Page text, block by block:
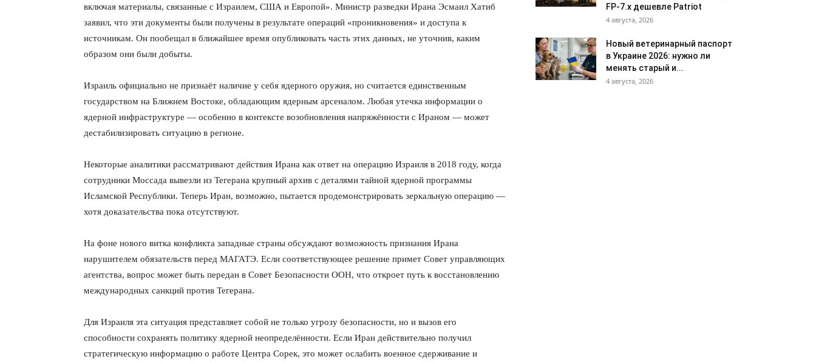
КавПолит
Политика конфиденциальности
Отказ от ответственности
Подписка
Контакты
включая материалы, связанные с Израилем, США и Европой». Министр разведки Ирана Эсмаил Хатиб
заявил, что эти документы были получены в результате операций «проникновения» и доступа к
источникам. Он пообещал в ближайшее время опубликовать часть этих данных, не уточнив, каким
образом они были добыты.
Израиль официально не признаёт наличие у себя ядерного оружия, но считается единственным
государством на Ближнем Востоке, обладающим ядерным арсеналом. Любая утечка информации о
ядерной инфраструктуре — особенно в контексте возобновления напряжённости с Ираном — может
дестабилизировать ситуацию в регионе.
Некоторые аналитики рассматривают действия Ирана как ответ на операцию Израиля в 2018 году, когда
сотрудники Моссада вывезли из Тегерана крупный архив с деталями тайной ядерной программы
Исламской Республики. Теперь Иран, возможно, пытается продемонстрировать зеркальную операцию —
хотя доказательства пока отсутствуют.
На фоне нового витка конфликта западные страны обсуждают возможность признания Ирана
нарушителем обязательств перед МАГАТЭ. Если соответствующее решение примет Совет управляющих
агентства, вопрос может быть передан в Совет Безопасности ООН, что откроет путь к восстановлению
международных санкций против Тегерана.
Для Израиля эта ситуация представляет собой не только угрозу безопасности, но и вызов его
способности сохранять политику ядерной неопределённости. Если Иран действительно получил
стратегическую информацию о работе Центра Сорек, это может ослабить военное сдерживание и
FP-7.x дешевле Patriot
4 августа, 2026
Новый ветеринарный паспорт
в Украине 2026: нужно ли
менять старый и...
4 августа, 2026